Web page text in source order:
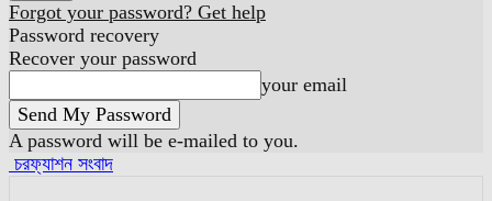
Forgot your password? Get help
Password recovery
Recover your password
your email
A password will be e-mailed to you.
চরফ্যাশন সংবাদ